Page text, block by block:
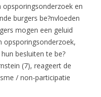
en
burgers be?nvloeden
mogen een geluid
opsporingsonderzoek,
besluiten te be?
(7), reageert de
/ non-participatie